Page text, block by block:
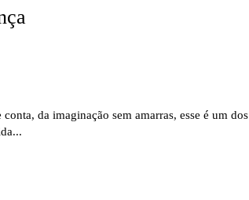
da imaginação sem amarras, esse é um dos